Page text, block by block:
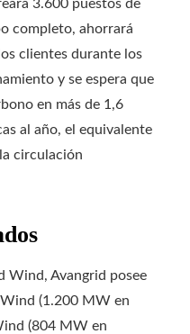
3.600 puestos de
completo, ahorrará
clientes durante los
y se espera que
en más de 1,6
al año, el equivalente
circulación
Wind, Avangrid posee
(1.200 MW en
(804 MW en